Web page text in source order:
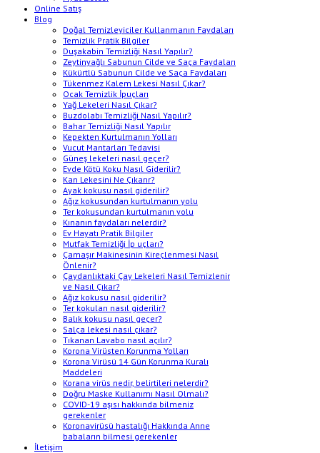
Online Satış
Blog
Doğal Temizleyiciler Kullanmanın Faydaları
Temizlik Pratik Bilgiler
Duşakabin Temizliği Nasıl Yapılır?
Zeytinyağlı Sabunun Cilde ve Saça Faydaları
Kükürtlü Sabunun Cilde ve Saça Faydaları
Tükenmez Kalem Lekesi Nasıl Çıkar?
Ocak Temizlik İpuçları
Yağ Lekeleri Nasıl Çıkar?
Buzdolabı Temizliği Nasıl Yapılır?
Bahar Temizliği Nasıl Yapılır
Kepekten Kurtulmanın Yolları
Vucut Mantarları Tedavisi
Güneş lekeleri nasıl geçer?
Evde Kötü Koku Nasıl Giderilir?
Kan Lekesini Ne Çıkarır?
Ayak kokusu nasıl giderilir?
Ağız kokusundan kurtulmanın yolu
Ter kokusundan kurtulmanın yolu
Kınanın faydaları nelerdir?
Ev Hayatı Pratik Bilgiler
Mutfak Temizliği İp uçları?
Çamaşır Makinesinin Kireçlenmesi Nasıl
Önlenir?
Çaydanlıktaki Çay Lekeleri Nasıl Temizlenir
ve Nasıl Çıkar?
Ağız kokusu nasıl giderilir?
Ter kokuları nasıl giderilir?
Balık kokusu nasıl geçer?
Salça lekesi nasıl çıkar?
Tıkanan Lavabo nasıl açılır?
Korona Virüsten Korunma Yolları
Korona Virüsü 14 Gün Korunma Kuralı
Maddeleri
Korana virüs nedir, belirtileri nelerdir?
Doğru Maske Kullanımı Nasıl Olmalı?
COVID-19 aşısı hakkında bilmeniz
gerekenler
Koronavirüsü hastalığı Hakkında Anne
babaların bilmesi gerekenler
İletişim